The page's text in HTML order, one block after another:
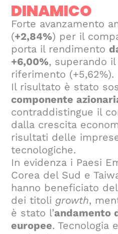
DINAMICO
Forte avanzamento
(+2,84%) per il
porta il rendimento
+6,00%, superando
riferimento (+5,62%).
Il risultato è stato
componente
contraddistingue il
dalla crescita
risultati delle
tecnologiche.
In evidenza i Paesi
Corea del Sud e
hanno beneficiato
dei titoli growth,
è stato l’andamento
europee. Tecnologia